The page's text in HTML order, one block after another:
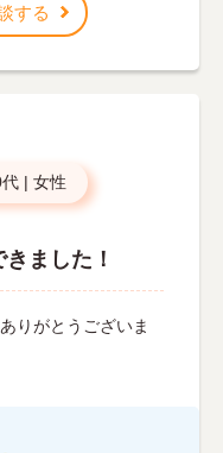
する
| 女性
ました！
りがとうございま